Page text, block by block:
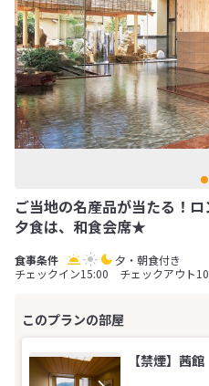
ご当地の名産品が当たる！
夕食は、和食会席★
夕・朝食付き
チェックイン15:00 チェックアウト
【禁煙】茜